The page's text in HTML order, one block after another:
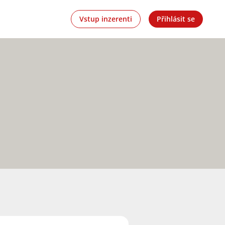
Vstup inzerenti Přihlásit se